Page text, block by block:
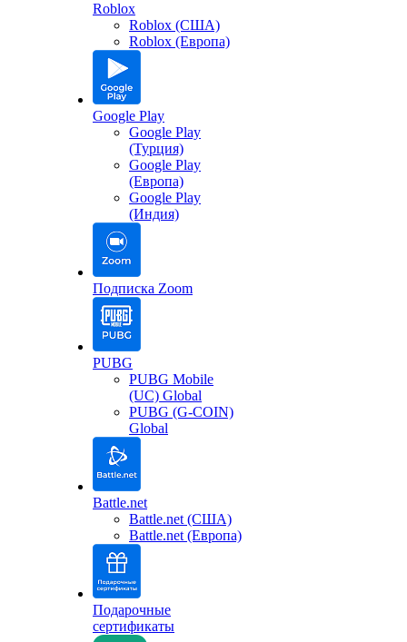
Roblox
Roblox (США)
Roblox (Европа)
Google Play
Google Play
(Турция)
Google Play
(Европа)
Google Play
(Индия)
Подписка Zoom
PUBG
PUBG Mobile
(UC) Global
PUBG (G-COIN)
Global
Battle.net
Battle.net (США)
Battle.net (Европа)
Подарочные
сертификаты